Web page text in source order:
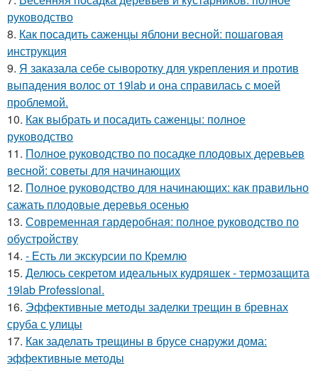
руководство
8. Как посадить саженцы яблони весной: пошаговая
инструкция
9. Я заказала себе сыворотку для укрепления и против
выпадения волос от 19lab и она справилась с моей
проблемой.
10. Как выбрать и посадить саженцы: полное
руководство
11. Полное руководство по посадке плодовых деревьев
весной: советы для начинающих
12. Полное руководство для начинающих: как правильно
сажать плодовые деревья осенью
13. Современная гардеробная: полное руководство по
обустройству
14. - Есть ли экскурсии по Кремлю
15. Делюсь секретом идеальных кудряшек - термозащита
19lab Professional.
16. Эффективные методы заделки трещин в бревнах
сруба с улицы
17. Как заделать трещины в брусе снаружи дома:
эффективные методы